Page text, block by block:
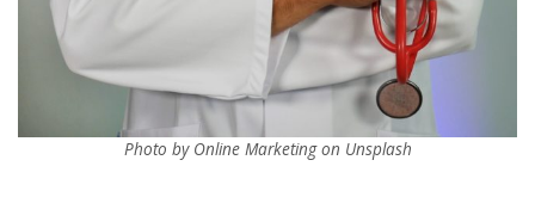
Photo by Online Marketing on Unsplash